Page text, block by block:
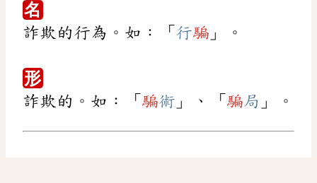
名
詐欺的行為。如：「 行騙 」。
形
詐欺的。如：「 騙術 」、「 騙局 」。